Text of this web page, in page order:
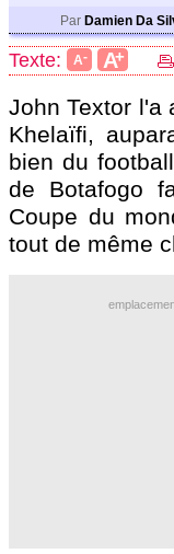
Par Damien Da
Texte: A- A+
John Textor l'a
Khelaïfi,
bien du
de Botafogo
Coupe du
tout de même